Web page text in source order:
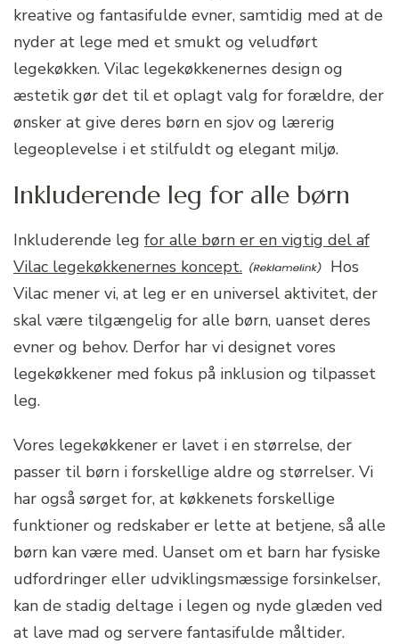
kreative og fantasifulde evner, samtidig med at de
nyder at lege med et smukt og veludført
legekøkken. Vilac legekøkkenernes design og
æstetik gør det til et oplagt valg for forældre, der
ønsker at give deres børn en sjov og lærerig
legeoplevelse i et stilfuldt og elegant miljø.
Inkluderende leg for alle børn
Inkluderende leg for alle børn er en vigtig del af
Vilac legekøkkenernes koncept.
Hos
Vilac mener vi, at leg er en universel aktivitet, der
skal være tilgængelig for alle børn, uanset deres
evner og behov. Derfor har vi designet vores
legekøkkener med fokus på inklusion og tilpasset
leg.
Vores legekøkkener er lavet i en størrelse, der
passer til børn i forskellige aldre og størrelser. Vi
har også sørget for, at køkkenets forskellige
funktioner og redskaber er lette at betjene, så alle
børn kan være med. Uanset om et barn har fysiske
udfordringer eller udviklingsmæssige forsinkelser,
kan de stadig deltage i legen og nyde glæden ved
at lave mad og servere fantasifulde måltider.